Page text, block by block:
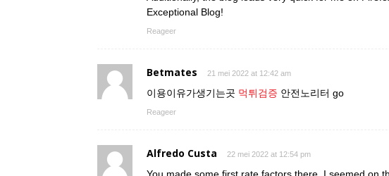
Exceptional Blog!
Reageer
Betmates 21 mei 2022 at 12:42 am
이용이유가생기는곳 먹튀검증 안전노리터 go
Reageer
Alfredo Custa 22 mei 2022 at 12:54 pm